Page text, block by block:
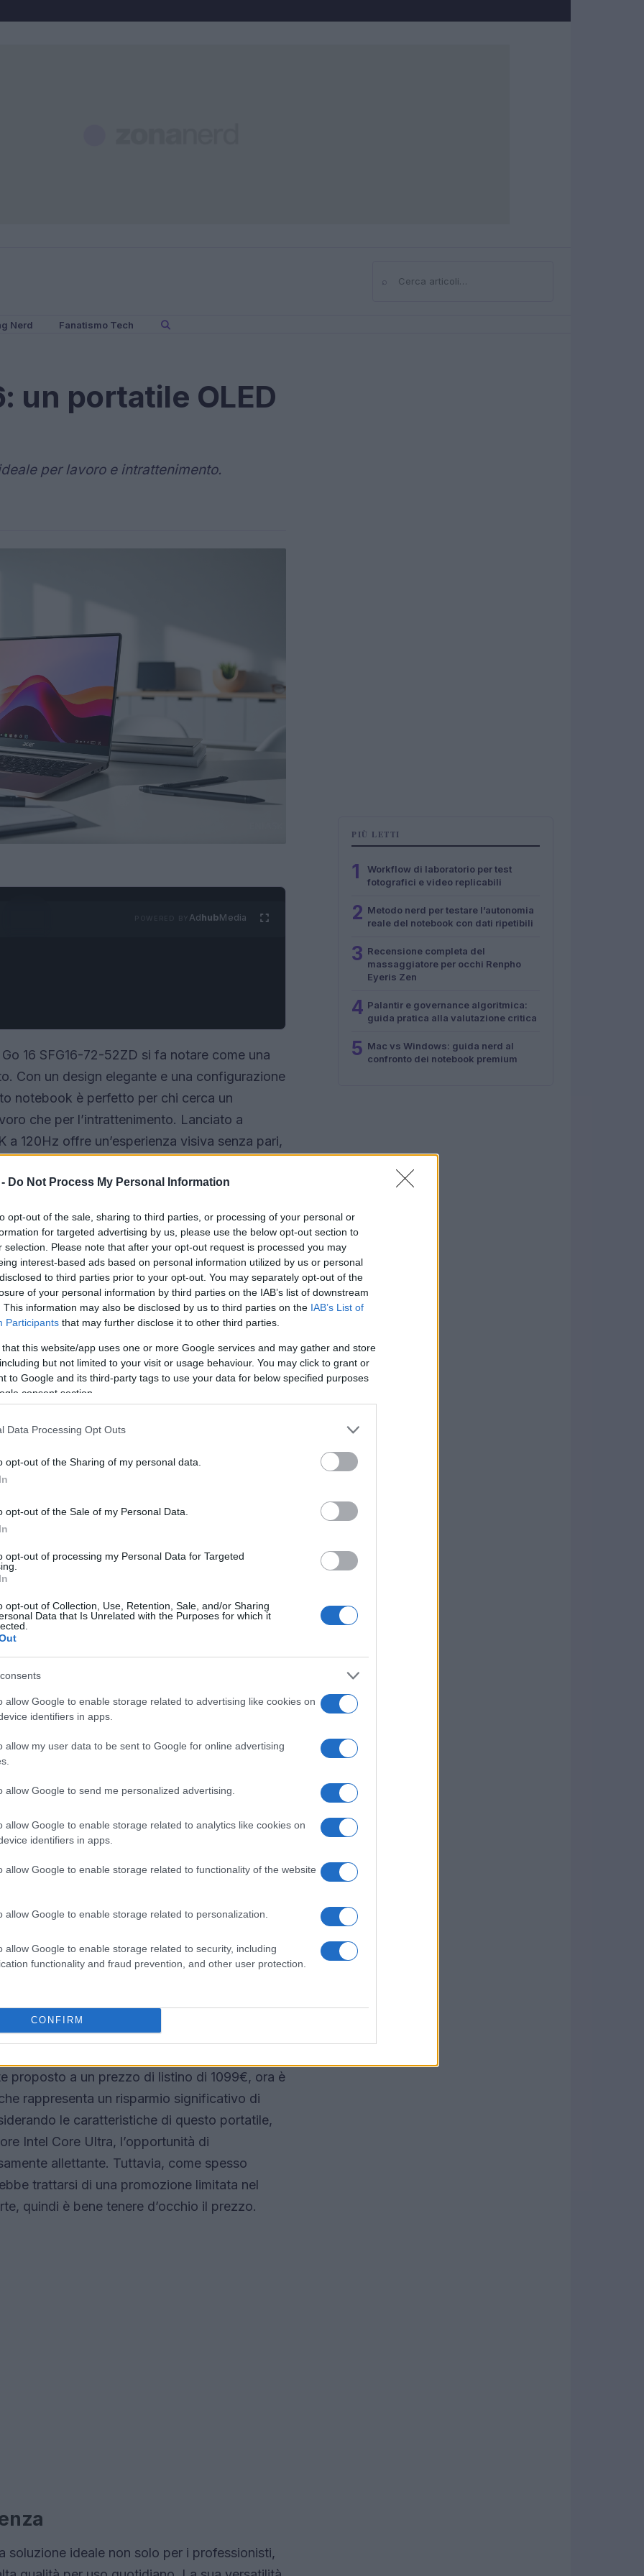
Do Not Process My Personal Information
opt-out of the sale, sharing to third parties, or processing of your personal or
for targeted advertising by us, please use the below opt-out section to
selection. Please note that after your opt-out request is processed you may
interest-based ads based on personal information utilized by us or personal
to third parties prior to your opt-out. You may separately opt-out of the
of your personal information by third parties on the IAB’s list of downstream
This information may also be disclosed by us to third parties on the IAB’s List of
Participants that may further disclose it to other third parties.
that this website/app uses one or more Google services and may gather and store
but not limited to your visit or usage behaviour. You may click to grant or
to Google and its third-party tags to use your data for below specified purposes
consent section.
Data Processing Opt Outs
opt-out of the Sharing of my personal data.
opt-out of the Sale of my Personal Data.
opt-out of processing my Personal Data for Targeted
opt-out of Collection, Use, Retention, Sale, and/or Sharing
Data that Is Unrelated with the Purposes for which it
allow Google to enable storage related to advertising like cookies on
identifiers in apps.
allow my user data to be sent to Google for online advertising
allow Google to send me personalized advertising.
allow Google to enable storage related to analytics like cookies on
identifiers in apps.
allow Google to enable storage related to functionality of the website
allow Google to enable storage related to personalization.
allow Google to enable storage related to security, including
functionality and fraud prevention, and other user protection.
CONFIRM
⌕Cerca
Nerd Fanatismo Tech
un portatile OLED
per lavoro e intrattenimento.
AdhubMedia
16 SFG16-72-52ZD si fa notare come una
Con un design elegante e una configurazione
notebook è perfetto per chi cerca un
che per l’intrattenimento. Lanciato a
120Hz offre un’esperienza visiva senza pari,
creatori di contenuti e appassionati di
perfetto
grazie al suo chassis in alluminio color
un aspetto elegante, ma assicura anche
peso di appena 1.6 kg, è incredibilmente
Ma è il display il vero protagonista:
3.2K (3200 x 2000 pixel) e un refresh
i colori a un livello superiore, grazie a neri
un professionista della grafica o un
è senza dubbio uno dei punti forti di
Core Ultra
il potente processore Intel Core Ultra 5 125U,
tra prestazioni e efficienza energetica.
DDR5, che garantiscono una fluidità senza
da 512GB assicura avvii fulminei e
di lavorare e giocare senza
Intel Graphics, che si comporta bene sia
alta definizione sia per un gaming leggero.
il rapporto schermo-corpo di circa
questo portatile un vero gioiello
52ZD è disponibile su Amazon a un prezzo
proposto a un prezzo di listino di 1099€, ora è
rappresenta un risparmio significativo di
le caratteristiche di questo portatile,
Intel Core Ultra, l’opportunità di
allettante. Tuttavia, come spesso
trattarsi di una promozione limitata nel
quindi è bene tenere d’occhio il prezzo.
soluzione ideale non solo per i professionisti,
PIÙ LETTI
1
Workflow di laboratorio per test
fotografici e video replicabili
2 Metodo nerd per testare l’autonomia
reale del notebook con dati ripetibili
3 Recensione completa del
massaggiatore per occhi Renpho
Eyeris Zen
4 Palantir e governance algoritmica:
guida pratica alla valutazione critica
5 Mac vs Windows: guida nerd al
confronto dei notebook premium